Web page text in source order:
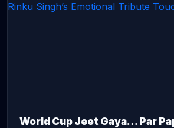
World Cup Jeet Gaya… Par